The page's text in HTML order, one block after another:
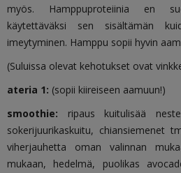
myös. Hamppuproteiinia en
käytettäväksi sen sisältämän
imeytyminen. Hamppu sopii hyvin
(Suluissa olevat kehotukset ovat
ateria 1: (sopii kiireiseen aamuun!)
smoothie: ripaus kuitulisää
sokerijuurikaskuitu, chiansiemenet
viherjauhetta oman valinnan
mukaan, hedelmä, puolikas